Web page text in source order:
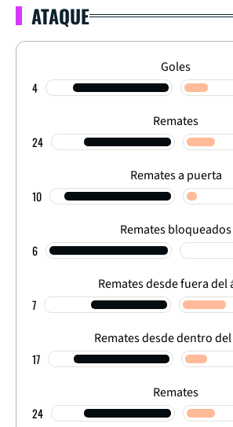
ATAQUE
Goles
4
Remates
24
Remates a puerta
10
Remates bloqueados
6
Remates desde fuera del
7
Remates desde dentro
17
Remates
24